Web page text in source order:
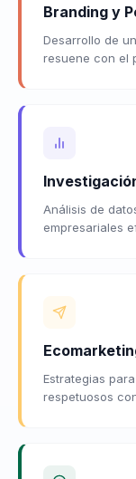
Branding y
Desarrollo de
resuene con el
Análisis de
empresariales
Estrategias
respetuosos